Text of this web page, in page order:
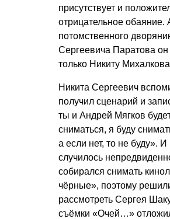
присутствует и
отрицательное обаяние.
потомственного
Сергеевича Паратова он
только Никиту
Никита Сергеевич
получил сценарий и
ты и Андрей Мягков
сниматься, я буду
а если нет, то не буду». И
случилось
собирался снимать
чёрные», поэтому
рассмотреть Сергея
съёмки «Очей…»